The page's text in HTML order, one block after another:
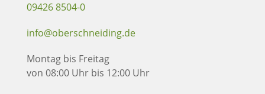
09426 8504-0
info@oberschneiding.de
Montag bis Freitag
von 08:00 Uhr bis 12:00 Uhr